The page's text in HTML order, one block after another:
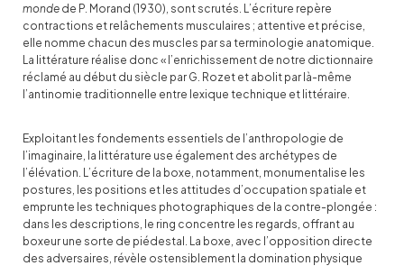
monde de P. Morand (1930), sont scrutés. L’écriture repère
contractions et relâchements musculaires ; attentive et précise,
elle nomme chacun des muscles par sa terminologie anatomique.
La littérature réalise donc « l’enrichissement de notre dictionnaire
réclamé au début du siècle par G. Rozet et abolit par là-même
l’antinomie traditionnelle entre lexique technique et littéraire.
Exploitant les fondements essentiels de l’anthropologie de
l’imaginaire, la littérature use également des archétypes de
l’élévation. L’écriture de la boxe, notamment, monumentalise les
postures, les positions et les attitudes d’occupation spatiale et
emprunte les techniques photographiques de la contre-plongée :
dans les descriptions, le ring concentre les regards, offrant au
boxeur une sorte de piédestal. La boxe, avec l’opposition directe
des adversaires, révèle ostensiblement la domination physique